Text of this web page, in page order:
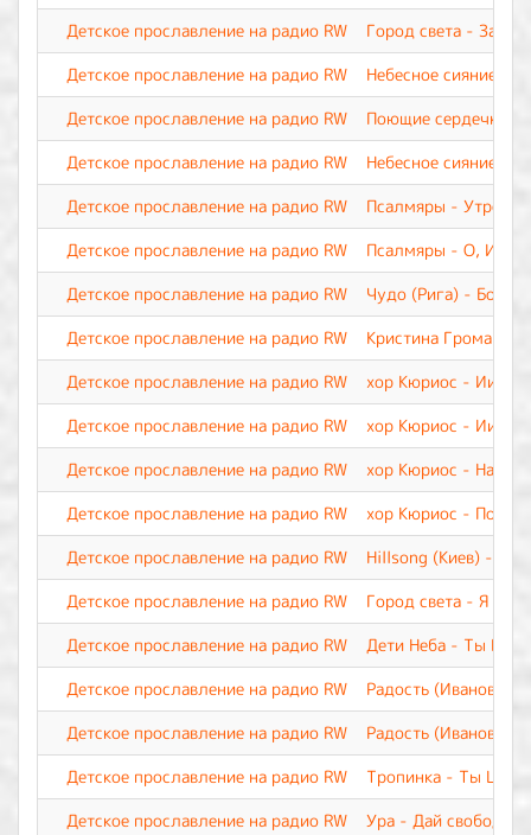
Детское прославление на радио RW
Город света - За
Детское прославление на радио RW
Небесное сияние -
Детское прославление на радио RW
Поющие сердечки -
Детское прославление на радио RW
Небесное сияние -
Детское прославление на радио RW
Псалмяры -
Детское прославление на радио RW
Псалмяры - О, Иисус
Детское прославление на радио RW
Чудо (Рига) - Бог
Детское прославление на радио RW
Кристина
Детское прославление на радио RW
хор Кюриос -
Детское прославление на радио RW
хор Кюриос -
Детское прославление на радио RW
хор Кюриос - Наш
Детское прославление на радио RW
хор Кюриос - Пой,
Детское прославление на радио RW
Hillsong (Киев) -
Детское прославление на радио RW
Город света - Я
Детское прославление на радио RW
Дети Неба - Ты
Детское прославление на радио RW
Радость (Иваново)
Детское прославление на радио RW
Радость (Иваново) -
Детское прославление на радио RW
Тропинка - Ты Царь
Детское прославление на радио RW
Ура - Дай свободу